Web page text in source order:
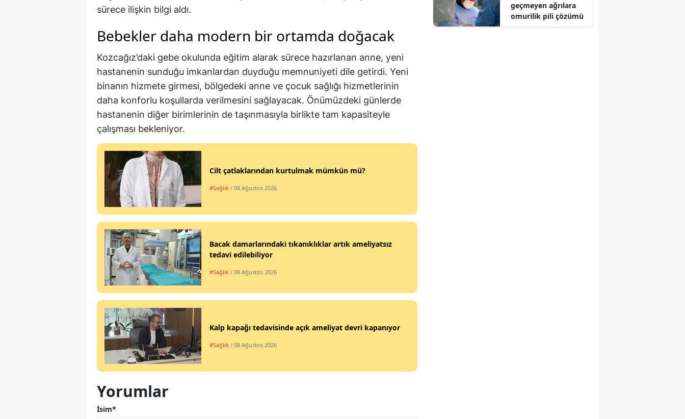
sürece ilişkin bilgi aldı.
Bebekler daha modern bir ortamda doğacak
Kozcağız’daki gebe okulunda eğitim alarak sürece hazırlanan anne, yeni
hastanenin sunduğu imkanlardan duyduğu memnuniyeti dile getirdi. Yeni
binanın hizmete girmesi, bölgedeki anne ve çocuk sağlığı hizmetlerinin
daha konforlu koşullarda verilmesini sağlayacak. Önümüzdeki günlerde
hastanenin diğer birimlerinin de taşınmasıyla birlikte tam kapasiteyle
çalışması bekleniyor.
Cilt çatlaklarından kurtulmak mümkün mü?
#Sağlık / 08 Ağustos 2026
Bacak damarlarındaki tıkanıklıklar artık ameliyatsız
tedavi edilebiliyor
#Sağlık / 08 Ağustos 2026
Kalp kapağı tedavisinde açık ameliyat devri kapanıyor
#Sağlık / 08 Ağustos 2026
Yorumlar
İsim*
geçmeyen ağrılara
omurilik pili çözümü